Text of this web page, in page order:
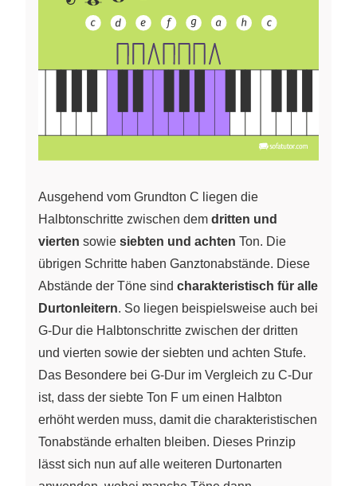
Ausgehend vom Grundton C liegen die
Halbtonschritte zwischen dem dritten und
vierten sowie siebten und achten Ton. Die
übrigen Schritte haben Ganztonabstände. Diese
Abstände der Töne sind charakteristisch für alle
Durtonleitern. So liegen beispielsweise auch bei
G-Dur die Halbtonschritte zwischen der dritten
und vierten sowie der siebten und achten Stufe.
Das Besondere bei G-Dur im Vergleich zu C-Dur
ist, dass der siebte Ton F um einen Halbton
erhöht werden muss, damit die charakteristischen
Tonabstände erhalten bleiben. Dieses Prinzip
lässt sich nun auf alle weiteren Durtonarten